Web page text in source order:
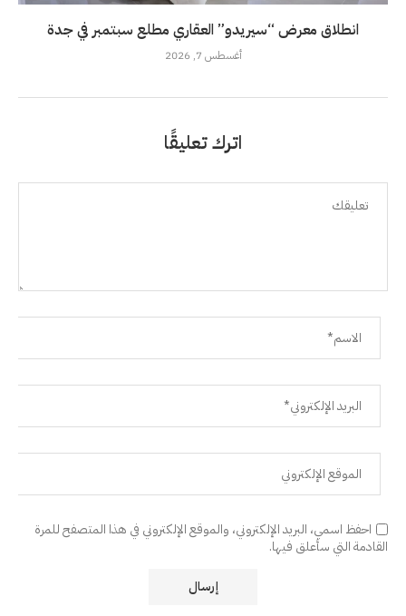
انطلاق معرض “سيريدو” العقاري مطلع سبتمبر في جدة
أغسطس 7, 2026
اترك تعليقًا
احفظ اسمي، البريد الإلكتروني، والموقع الإلكتروني في هذا المتصفح للمرة
القادمة التي سأعلق فيها.